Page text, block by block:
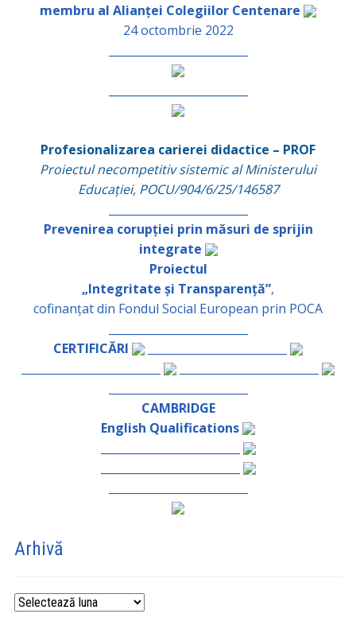
membru al Alianței Colegiilor Centenare
24 octombrie 2022
Profesionalizarea carierei didactice – PROF
Proiectul necompetitiv sistemic al Ministerului
Educației, POCU/904/6/25/146587
Prevenirea corupției prin măsuri de sprijin
integrate
Proiectul
„Integritate și Transparență”,
cofinanțat din Fondul Social European prin POCA
CERTIFICĂRI
CAMBRIDGE
English Qualifications
Arhivă
Arhivă